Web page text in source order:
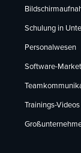
folgen
folgen
Schulung in
Personalwesen
Software-
Trainings-Videos